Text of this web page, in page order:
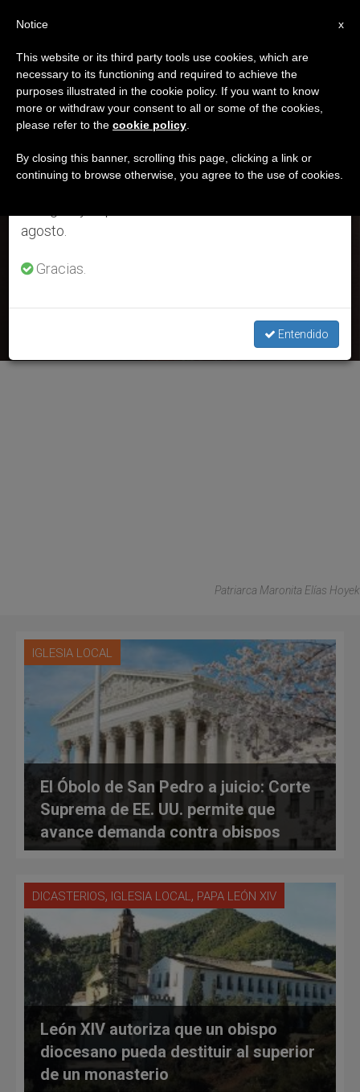
DÍA
Mayo 29th, 2026
ÚLTIMAS NOTICIAS
León XIV autoriza beatificación de uno de los padres
MAY 29, 2026 01:06
Patriarca Maronita Elías Hoyek
IGLESIA LOCAL
El Óbolo de San Pedro a juicio: Corte
Suprema de EE. UU. permite que
avance demanda contra obispos
católicos
DICASTERIOS, IGLESIA LOCAL, PAPA LEÓN XIV
León XIV autoriza que un obispo
diocesano pueda destituir al superior
de un monasterio
×
Aviso importante
Del 27 de julio al 7 de agosto haremos la pausa
anual, aprovechando que en el periodo de verano
se generan menos informaciones y también el
agosto.
Gracias.
Entendido
x
Notice
This website or its third party tools use cookies, which are
necessary to its functioning and required to achieve the
purposes illustrated in the cookie policy. If you want to know
more or withdraw your consent to all or some of the cookies,
please refer to the cookie policy
By closing this banner, scrolling this page, clicking a link or
continuing to browse otherwise, you agree to the use of cookies.